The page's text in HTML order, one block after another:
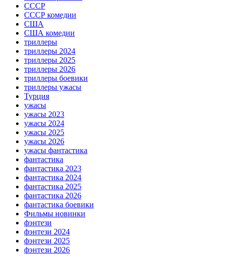
СССР
СССР комедии
США
США комедии
триллеры
триллеры 2024
триллеры 2025
триллеры 2026
триллеры боевики
триллеры ужасы
Турция
ужасы
ужасы 2023
ужасы 2024
ужасы 2025
ужасы 2026
ужасы фантастика
фантастика
фантастика 2023
фантастика 2024
фантастика 2025
фантастика 2026
фантастика боевики
Фильмы новинки
фэнтези
фэнтези 2024
фэнтези 2025
фэнтези 2026